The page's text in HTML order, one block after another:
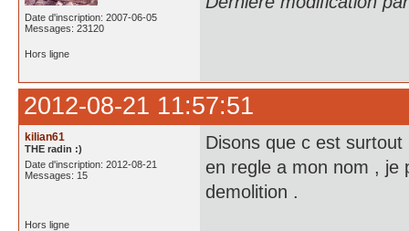
Date d'inscription: 2007-06-05
Messages: 23120
Hors ligne
2012-08-21 11:57:51
kilian61
THE radin :)
Date d'inscription: 2012-08-21
Messages: 15
Disons que c est
en regle a mon nom , je
demolition .
Hors ligne